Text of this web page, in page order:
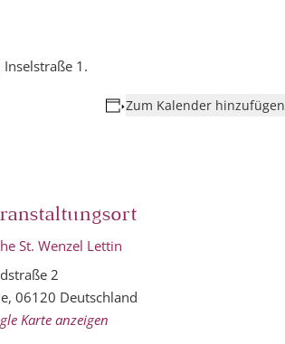
1.
Zum Kalender hinzufügen
St. Wenzel Lettin
2
, 06120 Deutschland
Karte anzeigen